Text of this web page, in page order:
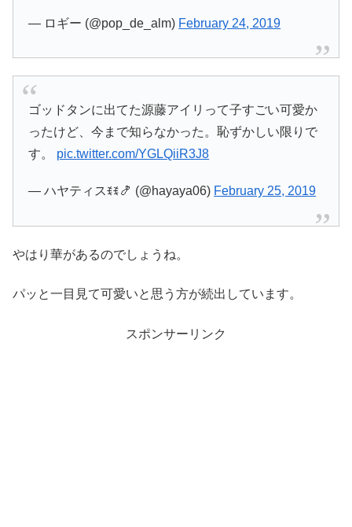
— ロギー (@pop_de_alm) February 24, 2019
ゴッドタンに出てた源藤アイリって子すごい可愛か
ったけど、今まで知らなかった。恥ずかしい限りで
す。 pic.twitter.com/YGLQiiR3J8
— ハヤティスꉂꉂ🍤 (@hayaya06) February 25, 2019
やはり華があるのでしょうね。
パッと一目見て可愛いと思う方が続出しています。
スポンサーリンク